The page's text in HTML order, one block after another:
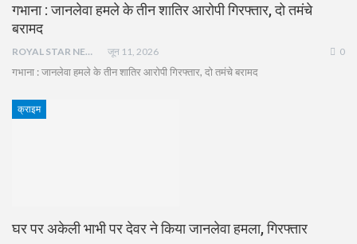
गभाना : जानलेवा हमले के तीन शातिर आरोपी गिरफ्तार, दो तमंचे
बरामद
ROYAL STAR NEWS जून 11, 2026 0
गभाना : जानलेवा हमले के तीन शातिर आरोपी गिरफ्तार, दो तमंचे बरामद
क्राइम
घर पर अकेली भाभी पर देवर ने किया जानलेवा हमला, गिरफ्तार